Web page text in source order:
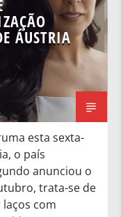
ÁUSTRIA
esta sexta-
o país
anunciou o
trata-se de
com